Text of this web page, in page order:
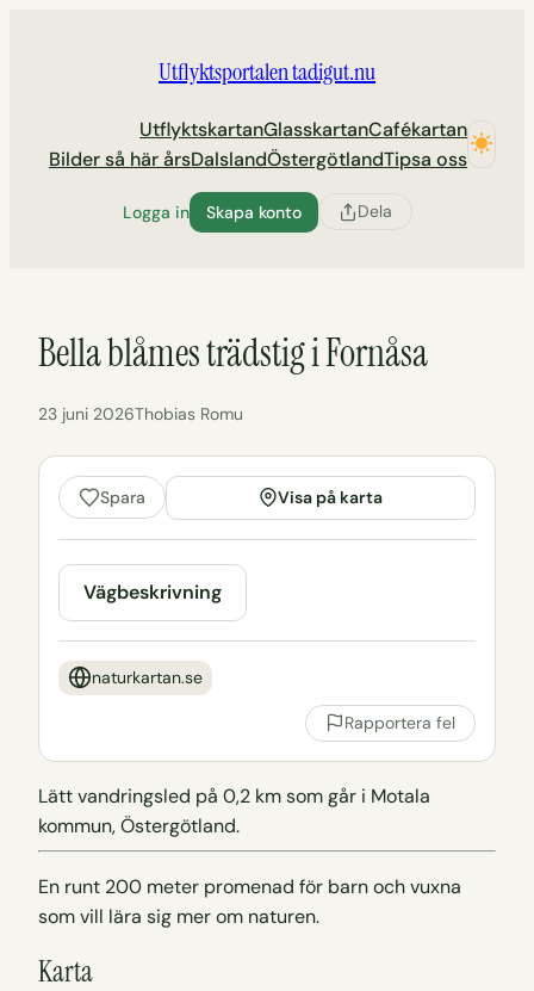
Utflyktsportalen tadigut.nu
UtflyktskartanGlasskartanCafékartan
Bilder så här årsDalslandÖstergötlandTipsa oss
Logga in Skapa konto Dela
Bella blåmes trädstig i Fornåsa
23 juni 2026Thobias Romu
Spara Visa på karta
Vägbeskrivning
naturkartan.se
Rapportera fel
Lätt vandringsled på 0,2 km som går i Motala
kommun, Östergötland.
En runt 200 meter promenad för barn och vuxna
som vill lära sig mer om naturen.
Karta